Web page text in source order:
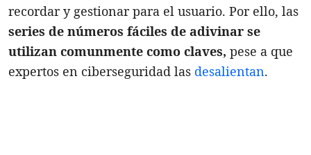
recordar y gestionar para el usuario. Por ello, las
series de números fáciles de adivinar se
utilizan comunmente como claves, pese a que
expertos en ciberseguridad las desalientan.